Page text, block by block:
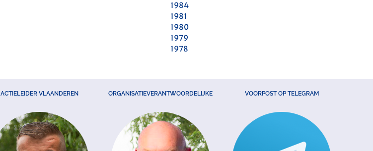
1984
1981
1980
1979
1978
ACTIELEIDER VLAANDEREN ORGANISATIEVERANTWOORDELIJKE VOORPOST OP TELEGRAM